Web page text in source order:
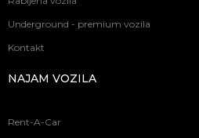
Underground - premium vozila
Kontakt
NAJAM VOZILA
Rent-A-Car